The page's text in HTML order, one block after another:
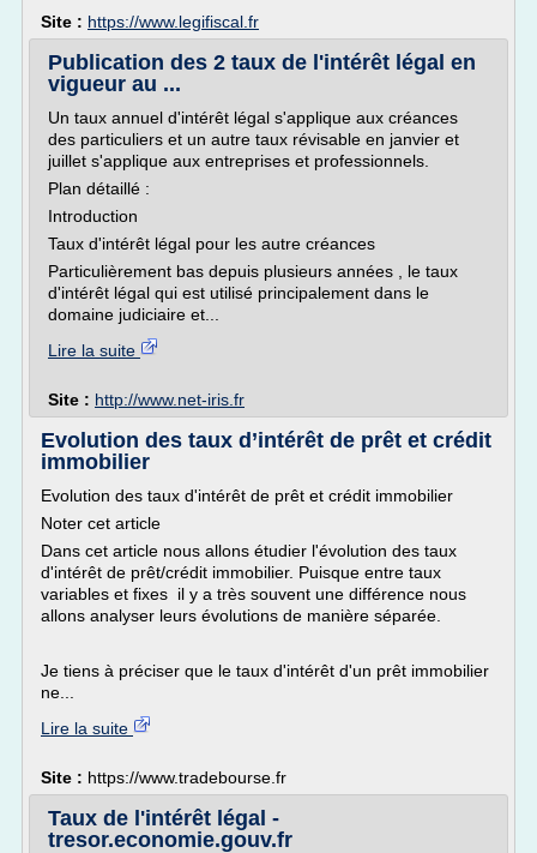
Site : https://www.legifiscal.fr
Publication des 2 taux de l'intérêt légal en
vigueur au ...
Un taux annuel d'intérêt légal s'applique aux créances
des particuliers et un autre taux révisable en janvier et
juillet s'applique aux entreprises et professionnels.
Plan détaillé :
Introduction
Taux d'intérêt légal pour les autre créances
Particulièrement bas depuis plusieurs années , le taux
d'intérêt légal qui est utilisé principalement dans le
domaine judiciaire et...
Lire la suite
Site : http://www.net-iris.fr
Evolution des taux d’intérêt de prêt et crédit
immobilier
Evolution des taux d'intérêt de prêt et crédit immobilier
Noter cet article
Dans cet article nous allons étudier l'évolution des taux
d'intérêt de prêt/crédit immobilier. Puisque entre taux
variables et fixes il y a très souvent une différence nous
allons analyser leurs évolutions de manière séparée.
Je tiens à préciser que le taux d'intérêt d'un prêt immobilier
ne...
Lire la suite
Site : https://www.tradebourse.fr
Taux de l'intérêt légal -
tresor.economie.gouv.fr